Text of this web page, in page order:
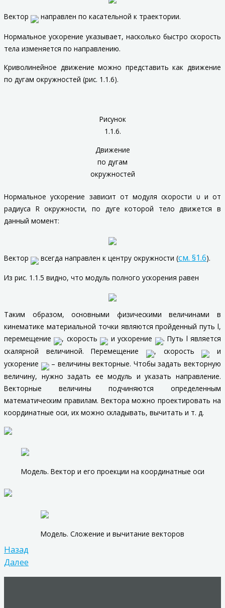
Вектор направлен по касательной к траектории.
Нормальное ускорение указывает, насколько быстро скорость
тела изменяется по направлению.
Криволинейное движение можно представить как движение
по дугам окружностей (рис. 1.1.6).
Рисунок
1.1.6.
Движение
по дугам
окружностей
Нормальное ускорение зависит от модуля скорости υ и от
радиуса Rокружности, по дуге которой тело движется в
данный момент:
Вектор всегда направлен к центру окружности (см. §1.6).
Из рис. 1.1.5 видно, что модуль полного ускорения равен
Таким образом, основными физическими величинами в
кинематике материальной точки являются пройденный путь l,
перемещение
, скорость и ускорение . Путь l является
скалярной величиной. Перемещение
, скорость
и
ускорение
– величины векторные. Чтобы задать векторную
величину, нужно задать ее модуль и указать направление.
Векторные величины подчиняются определенным
математическим правилам. Вектора можно проектировать на
координатные оси, их можно складывать, вычитать и т. д.
Модель. Вектор и его проекции на координатные оси
Модель. Сложение и вычитание векторов
Назад
Далее